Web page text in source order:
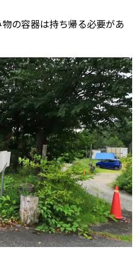
の容器は持ち帰る必要があ